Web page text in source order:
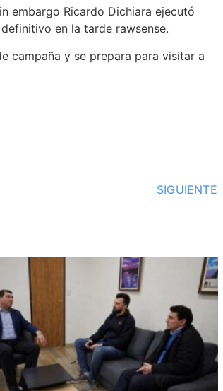
embargo Ricardo Dichiara ejecutó
en la tarde rawsense.
campaña y se prepara para visitar a
SIGUIENTE